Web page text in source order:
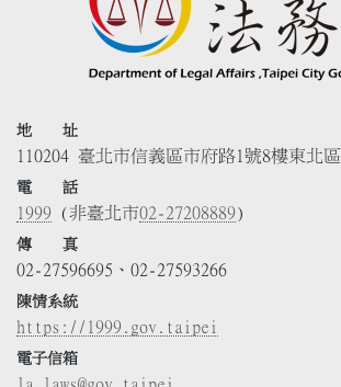
地 址
110204 臺北市信義區市府路1號8樓東北區
電 話
1999 (非臺北市02-27208889)
傳 真
02-27596695、02-27593266
陳情系統
https://1999.gov.taipei
電子信箱